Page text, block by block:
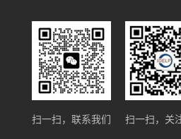
扫一扫，联系我们 扫一扫，关